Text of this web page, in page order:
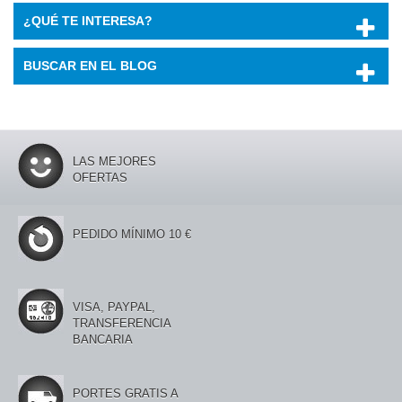
¿QUÉ TE INTERESA?
BUSCAR EN EL BLOG
LAS MEJORES
OFERTAS
PEDIDO MÍNIMO 10 €
VISA, PAYPAL,
TRANSFERENCIA
BANCARIA
PORTES GRATIS A